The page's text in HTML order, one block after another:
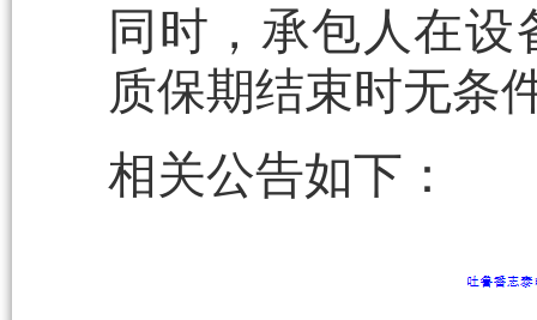
同时，承包人在
质保期结束时无条
相关公告如下：